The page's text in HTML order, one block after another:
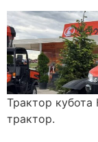
Трактор кубота
трактор.